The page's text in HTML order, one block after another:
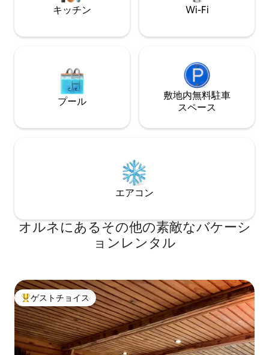
キッチン Wi-Fi
プール
敷地内無料駐⁠車
ス⁠ペ⁠ー⁠ス
エアコン
オルネにあるその他の素敵なバケーシ
ョンレンタル
大好評のゲストチョイスです。
ゲストチョイス